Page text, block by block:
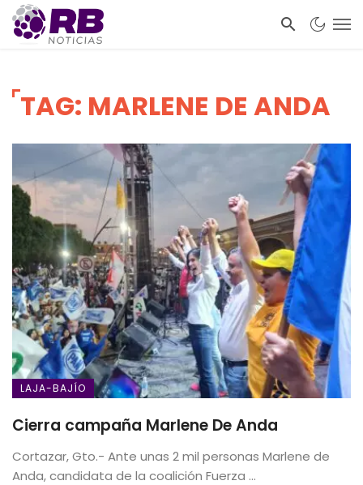
TAG: MARLENE DE ANDA
LAJA-BAJÍO
Cierra campaña Marlene De Anda
Cortazar, Gto.- Ante unas 2 mil personas Marlene de
Anda, candidata de la coalición Fuerza ...